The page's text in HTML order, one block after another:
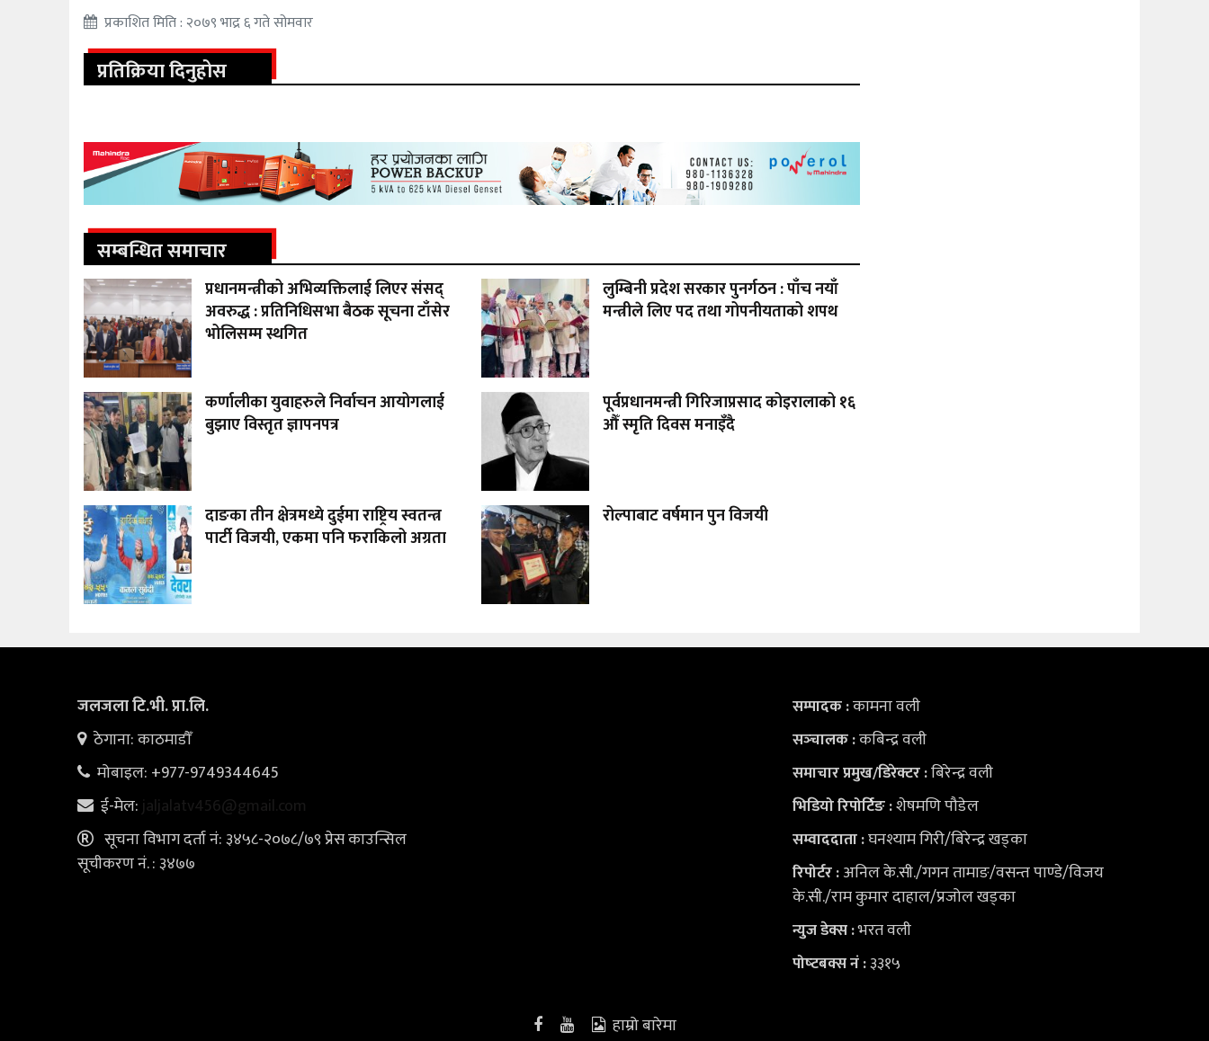
प्रकाशित मिति : २०७९ भाद्र ६ गते सोमवार
प्रतिक्रिया दिनुहोस
सम्बन्धित समाचार
प्रधानमन्त्रीको अभिव्यक्तिलाई लिएर संसद्
अवरुद्ध : प्रतिनिधिसभा बैठक सूचना टाँसेर
भोलिसम्म स्थगित
लुम्बिनी प्रदेश सरकार पुनर्गठन : पाँच नयाँ
मन्त्रीले लिए पद तथा गोपनीयताको शपथ
कर्णालीका युवाहरुले निर्वाचन आयोगलाई
बुझाए विस्तृत ज्ञापनपत्र
पूर्वप्रधानमन्त्री गिरिजाप्रसाद कोइरालाको १६
औँ स्मृति दिवस मनाइँदै
दाङका तीन क्षेत्रमध्ये दुईमा राष्ट्रिय स्वतन्त्र
पार्टी विजयी, एकमा पनि फराकिलो अग्रता
रोल्पाबाट वर्षमान पुन विजयी
जलजला टि.भी. प्रा.लि.
ठेगाना: काठमाडौँ
मोबाइल: +977-9749344645
ई-मेल: jaljalatv456@gmail.com
सूचना विभाग दर्ता नं: ३४५८-२०७८/७९ प्रेस काउन्सिल
सूचीकरण नं. : ३४७७
सम्पादक :कामना वली
सञ्‍चालक :कबिन्द्र वली
समाचार प्रमुख/डिरेक्टर :बिरेन्द्र वली
भिडियोरिपोर्टिङ :शेषमणि पौडेल
सम्वाददाता :घनश्याम गिरी/बिरेन्द्र खड्का
रिपोर्टर :अनिल के.सी./गगन तामाङ/वसन्त पाण्डे/विजय
के.सी./राम कुमार दाहाल/प्रजोल खड्का
न्युज डेक्स:भरत वली
पोष्‍टबक्स नं :३३१५
हाम्रो बारेमा